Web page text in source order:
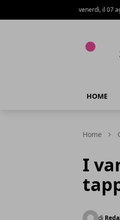
venerdì, il 07
HOME
Home
I
di